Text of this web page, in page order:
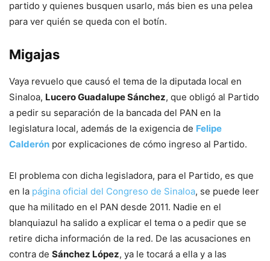
partido y quienes busquen usarlo, más bien es una pelea
para ver quién se queda con el botín.
Migajas
Vaya revuelo que causó el tema de la diputada local en
Sinaloa, Lucero Guadalupe Sánchez, que obligó al Partido
a pedir su separación de la bancada del PAN en la
legislatura local, además de la exigencia de Felipe
Calderón por explicaciones de cómo ingreso al Partido.
El problema con dicha legisladora, para el Partido, es que
en la página oficial del Congreso de Sinaloa, se puede leer
que ha militado en el PAN desde 2011. Nadie en el
blanquiazul ha salido a explicar el tema o a pedir que se
retire dicha información de la red. De las acusaciones en
contra de Sánchez López, ya le tocará a ella y a las